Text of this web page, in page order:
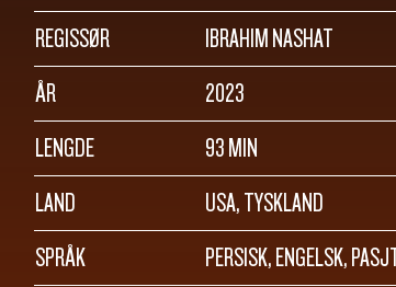
REGISSØR
IBRAHIM NASHAT
ÅR
2023
LENGDE
93 MIN
LAND
USA, TYSKLAND
SPRÅK
PERSISK, ENGELSK,